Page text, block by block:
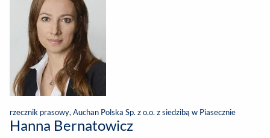
rzecznik prasowy, Auchan Polska Sp. z o.o. z siedzibą w Piasecznie
Hanna Bernatowicz